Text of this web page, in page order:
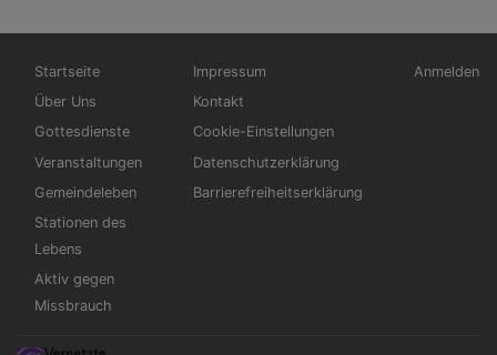
Hauptnavigation
Startseite
Über Uns
Gottesdienste
Veranstaltungen
Gemeindeleben
Stationen des
Lebens
Aktiv gegen
Missbrauch
Fußbereichsmenü
Impressum
Kontakt
Cookie-Einstellungen
Datenschutzerklärung
Barrierefreiheitserklärung
Anmelden